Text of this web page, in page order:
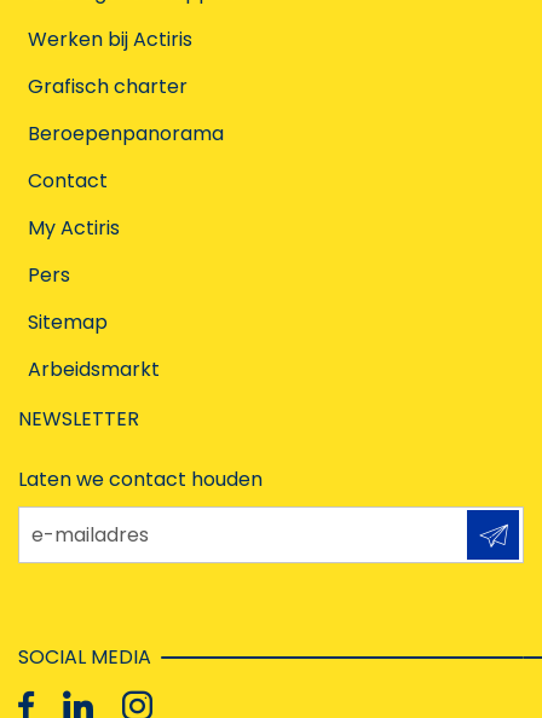
Werken bij Actiris
Grafisch charter
Beroepenpanorama
Contact
My Actiris
Pers
Sitemap
Arbeidsmarkt
NEWSLETTER
Laten we contact houden
e-mailadres
SOCIAL MEDIA